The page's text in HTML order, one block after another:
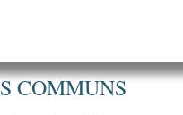
COMMUNS